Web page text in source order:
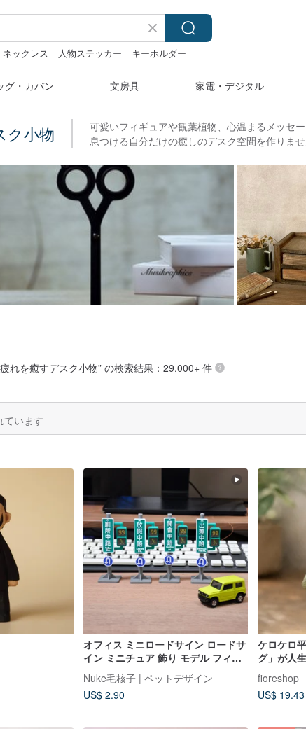
ックレス 人物ステッカー
キーホルダー
グ・カバン 文房具 家電・デジタル
ク小物
可愛いフィギュアや観葉植物、心温まるメッセ
息つける自分だけの癒しのデスク空間を作りま
れを癒すデスク小物” の検索結果：29,000+ 件
ています
オフィス ミニロードサイン ロードサ
イン ミニチュア 飾り モデル フィギ
ュア 撮影小物 特許商品
Nuke毛核子 | ペットデザイン
US$ 2.90
ケロケロ
グ」が人
fioreshop
US$ 19.43